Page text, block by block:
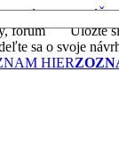
Postrehové
forum Uložte si
sa o svoje
HIER